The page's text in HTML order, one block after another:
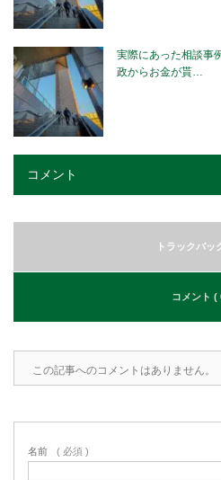
実際にあった相談事
政からお金が貰…
コメント
トラックバッ
コメント (
この記事へのコメントはありません。
名前 ( 必須 )